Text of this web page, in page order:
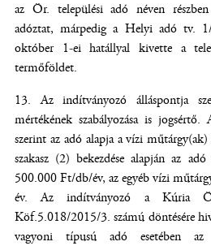
az Ör. települési adó néven
adóztat, márpedig a Helyi adó tv.
október 1-ei hatállyal kivette a
termőföldet.
Az indítványozó álláspontja
mértékének szabályozása is
szerint az adó alapja a vízi
szakasz (2) bekezdése alapján az
500.000 Ft/db/év, az egyéb vízi
év. Az indítványozó a Kúria
Köf.5.018/2015/3. számú döntésére
vagyoni típusú adó esetében